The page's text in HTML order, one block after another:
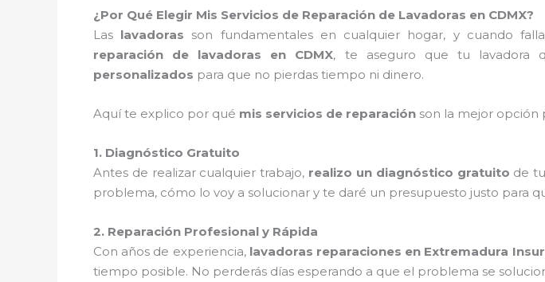
¿Por Qué Elegir Mis Servicios de Reparación de Lavadoras en CDMX?
Las lavadoras son fundamentales en cualquier hogar, y cuando
reparación de lavadoras en CDMX, te aseguro que tu lavadora
personalizados para que no pierdas tiempo ni dinero.
Aquí te explico por qué mis servicios de reparación son la mejor opción
1. Diagnóstico Gratuito
Antes de realizar cualquier trabajo, realizo un diagnóstico gratuito de
problema, cómo lo voy a solucionar y te daré un presupuesto justo para
2. Reparación Profesional y Rápida
Con años de experiencia, lavadoras reparaciones en Extremadura
tiempo posible. No perderás días esperando a que el problema se